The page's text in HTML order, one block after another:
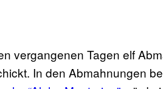
vergangenen Tagen elf
In den Abmahnungen